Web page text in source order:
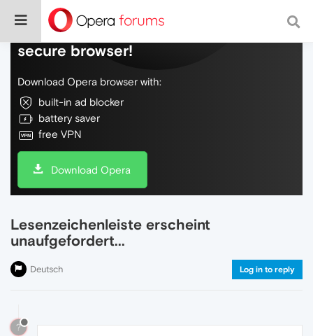
Do more on the web, with a fast and
secure browser!
Download Opera browser with:
built-in ad blocker
battery saver
free VPN
Download Opera
Lesenzeichenleiste erscheint
unaufgefordert...
Deutsch Log in to reply
?